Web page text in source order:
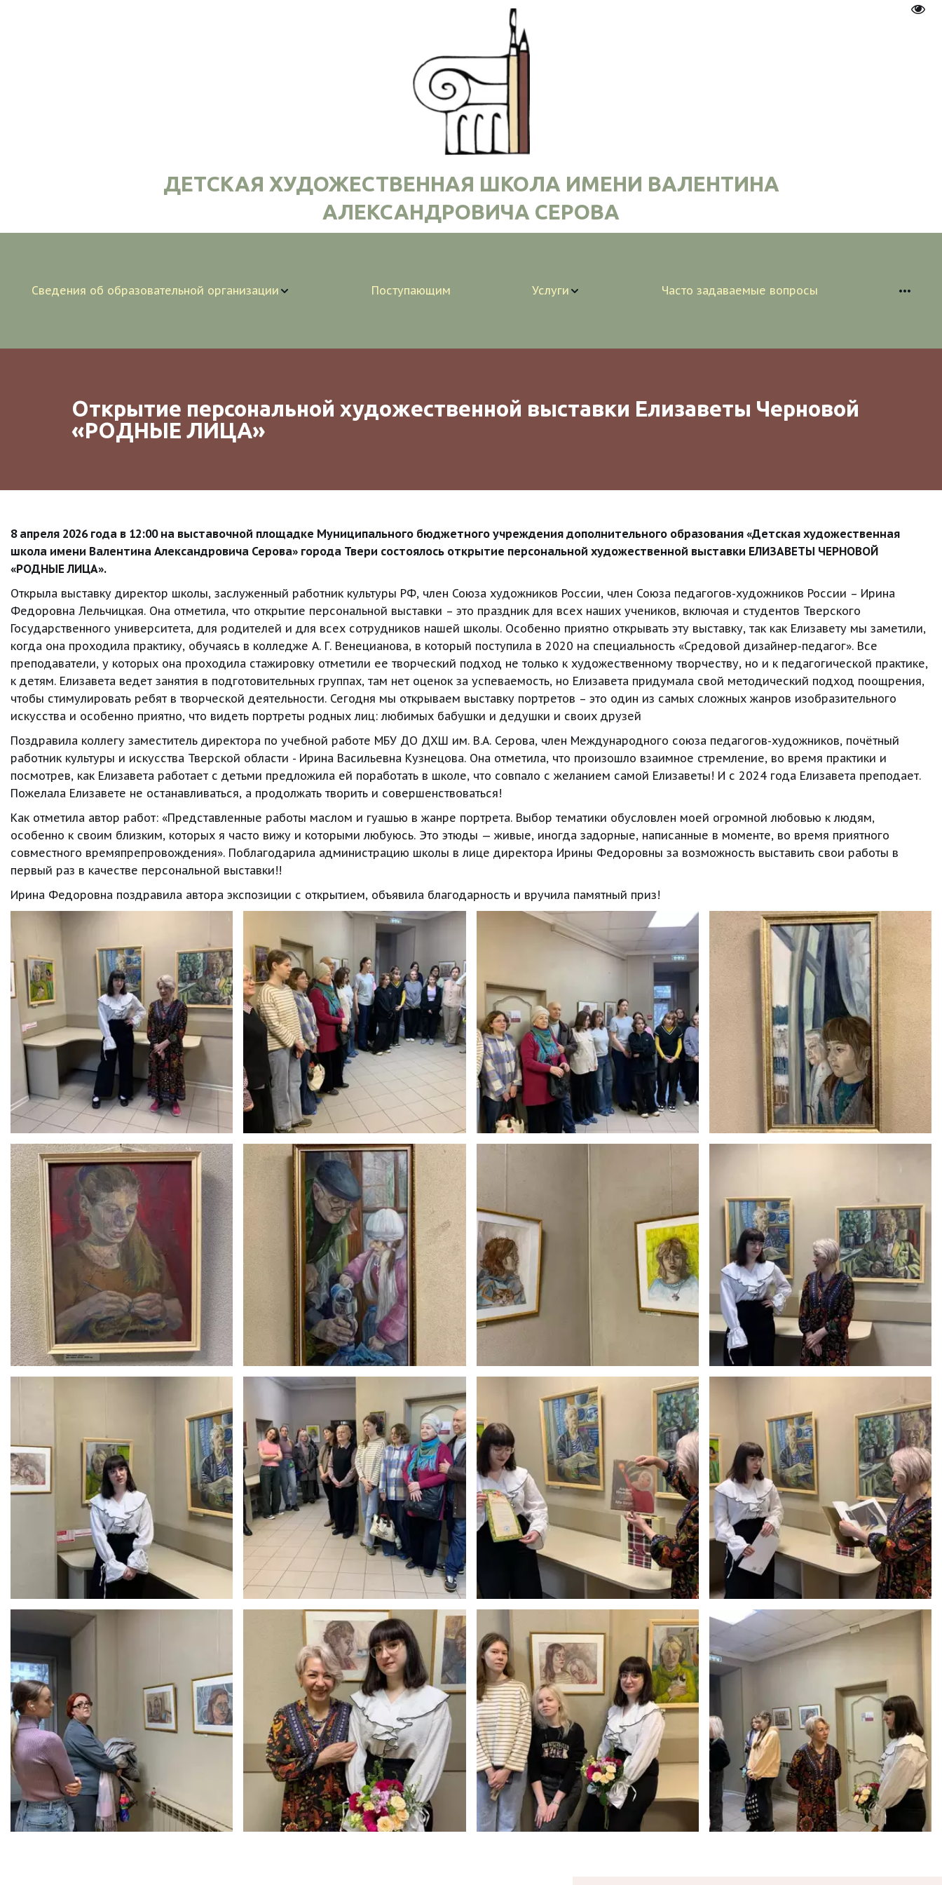
ДЕТСКАЯ ХУДОЖЕСТВЕННАЯ ШКОЛА ИМЕНИ ВАЛЕНТИНА
АЛЕКСАНДРОВИЧА СЕРОВА
Сведения об образовательной организации Поступающим Услуги Часто задаваемые вопросы
Открытие персональной художественной выставки Елизаветы Черновой
«РОДНЫЕ ЛИЦА»
8 апреля 2026 года в 12:00 на выставочной площадке Муниципального бюджетного учреждения дополнительного образования «Детская художественная
школа имени Валентина Александровича Серова» города Твери состоялось открытие персональной художественной выставки ЕЛИЗАВЕТЫ ЧЕРНОВОЙ
«РОДНЫЕ ЛИЦА».
Открыла выставку директор школы, заслуженный работник культуры РФ, член Союза художников России, член Союза педагогов-художников России – Ирина
Федоровна Лельчицкая. Она отметила, что открытие персональной выставки – это праздник для всех наших учеников, включая и студентов Тверского
Государственного университета, для родителей и для всех сотрудников нашей школы. Особенно приятно открывать эту выставку, так как Елизавету мы заметили,
когда она проходила практику, обучаясь в колледже А. Г. Венецианова, в который поступила в 2020 на специальность «Средовой дизайнер-педагог». Все
преподаватели, у которых она проходила стажировку отметили ее творческий подход не только к художественному творчеству, но и к педагогической практике,
к детям. Елизавета ведет занятия в подготовительных группах, там нет оценок за успеваемость, но Елизавета придумала свой методический подход поощрения,
чтобы стимулировать ребят в творческой деятельности. Сегодня мы открываем выставку портретов – это один из самых сложных жанров изобразительного
искусства и особенно приятно, что видеть портреты родных лиц: любимых бабушки и дедушки и своих друзей
Поздравила коллегу заместитель директора по учебной работе МБУ ДО ДХШ им. В.А. Серова, член Международного союза педагогов-художников, почётный
работник культуры и искусства Тверской области - Ирина Васильевна Кузнецова. Она отметила, что произошло взаимное стремление, во время практики и
посмотрев, как Елизавета работает с детьми предложила ей поработать в школе, что совпало с желанием самой Елизаветы! И с 2024 года Елизавета преподает.
Пожелала Елизавете не останавливаться, а продолжать творить и совершенствоваться!
Как отметила автор работ: «Представленные работы маслом и гуашью в жанре портрета. Выбор тематики обусловлен моей огромной любовью к людям,
особенно к своим близким, которых я часто вижу и которыми любуюсь. Это этюды — живые, иногда задорные, написанные в моменте, во время приятного
совместного времяпрепровождения». Поблагодарила администрацию школы в лице директора Ирины Федоровны за возможность выставить свои работы в
первый раз в качестве персональной выставки!!
Ирина Федоровна поздравила автора экспозиции с открытием, объявила благодарность и вручила памятный приз!